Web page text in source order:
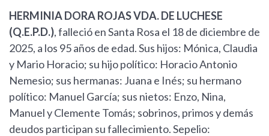
HERMINIA DORA ROJAS VDA. DE LUCHESE
(Q.E.P.D.), falleció en Santa Rosa el 18 de diciembre de
2025, a los 95 años de edad. Sus hijos: Mónica, Claudia
y Mario Horacio; su hijo político: Horacio Antonio
Nemesio; sus hermanas: Juana e Inés; su hermano
político: Manuel García; sus nietos: Enzo, Nina,
Manuel y Clemente Tomás; sobrinos, primos y demás
deudos participan su fallecimiento. Sepelio: